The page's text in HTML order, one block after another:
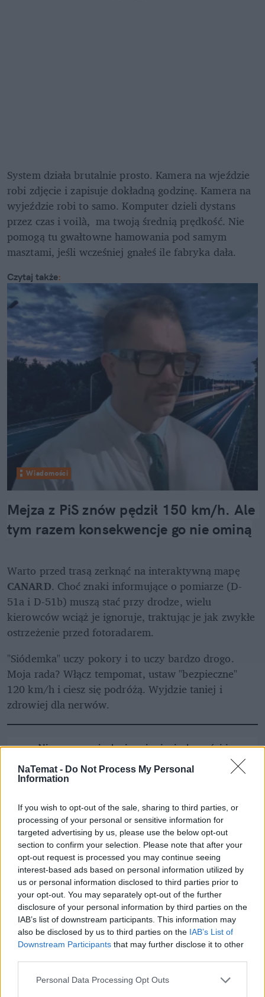
NaTemat - Do Not Process My Personal
Information
If you wish to opt-out of the sale, sharing to third parties, or
processing of your personal or sensitive information for
targeted advertising by us, please use the below opt-out
section to confirm your selection. Please note that after your
opt-out request is processed you may continue seeing
interest-based ads based on personal information utilized by
us or personal information disclosed to third parties prior to
your opt-out. You may separately opt-out of the further
disclosure of your personal information by third parties on the
IAB’s list of downstream participants. This information may
also be disclosed by us to third parties on the IAB’s List of
Downstream Participants that may further disclose it to other
Personal Data Processing Opt Outs
System działa brutalnie prosto. Kamera na wjeździe
robi zdjęcie i zapisuje dokładną godzinę. Kamera na
wyjeździe robi to samo. Komputer dzieli dystans
przez czas i voilà,  ma twoją średnią prędkość. Nie
pomogą tu gwałtowne hamowania pod samym
masztami, jeśli wcześniej gnałeś ile fabryka dała.
Czytaj także:
Wiadomości
Mejza z PiS znów pędził 150 km/h. Ale
tym razem konsekwencje go nie ominą
CANARD. Choć znaki informujące o pomiarze (D-
51a i D-51b) muszą stać przy drodze, wielu
kierowców wciąż je ignoruje, traktując je jak zwykłe
ostrzeżenie przed fotoradarem.
"Siódemka" uczy pokory i to uczy bardzo drogo.
Moja rada? Włącz tempomat, ustaw "bezpieczne"
120 km/h i ciesz się podróżą. Wyjdzie taniej i
zdrowiej dla nerwów.
Nie przegap żadnej ważnej wiadomości i
obserwuj nas w Google News!
Drogi
Kierowcy
Adam Nowiński
Obserwuj
Napisz do mnie:
adam.nowinski@natemat.pl